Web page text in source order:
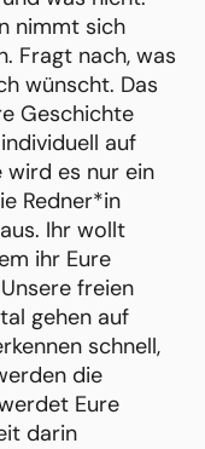
nimmt sich
Fragt nach, was
wünscht. Das
Geschichte
auf
wird es nur ein
Redner*in
Ihr wollt
ihr Eure
freien
gehen auf
schnell,
die
Eure
darin